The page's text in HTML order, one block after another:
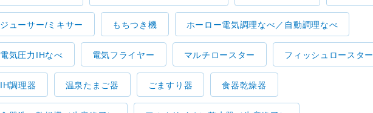
ジューサー/ミキサー もちつき機 ホーロー電気調理なべ／自動調理なべ
電気圧力IHなべ 電気フライヤー マルチロースター フィッシュロースター
IH調理器 温泉たまご器 ごますり器 食器乾燥器